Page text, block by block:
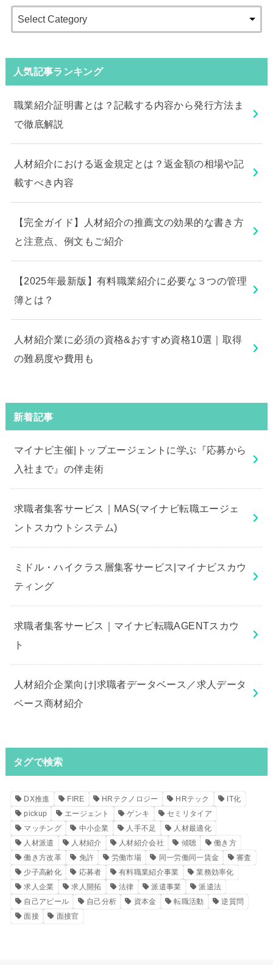
人気記事ランキング
職業紹介証明書とは？記載する内容から発行方法ま
で徹底解説
人材紹介における返金規定とは？返金額の相場や記
載すべき内容
【完全ガイド】人材紹介の推薦文の効果的な書き方
と注意点、例文もご紹介
【2025年最新版】有料職業紹介に必要な３つの管理
簿とは？
人材紹介業に必須の資格&おすすめ資格10選｜取得
の難易度や費用も
新着記事
マイナビ主催|トップエージェントに学ぶ『応募から
入社まで』の伴走術
求職者集客サービス｜MAS(マイナビ転職エージェ
ントスカウトシステム)
ミドル・ハイクラス層集客サービス|マイナビスカウ
ティング
求職者集客サービス｜マイナビ転職AGENTスカウ
ト
人材紹介企業向け|求職者データベース／求人データ
ベース商材紹介
タグで検索
DX推進 FIRE HRテクノロジー HRテック
IT化
pickup
エージェント ゲンキ
セミリタイア
マッチング
中小企業 人手不足
人材最適化
人材派遣
人材紹介 人材紹介会社 傾聴
働き方
働き方改革
免許 労働市場 同一労働同一賃金
審査
少子高齢化
応募者 有料職業紹介事業
業務効率化
求人企業
求人開拓 法律 派遣事業
派遣法
自己アピール
自己分析 資本金 転職活動
逆質問
面接
面接官